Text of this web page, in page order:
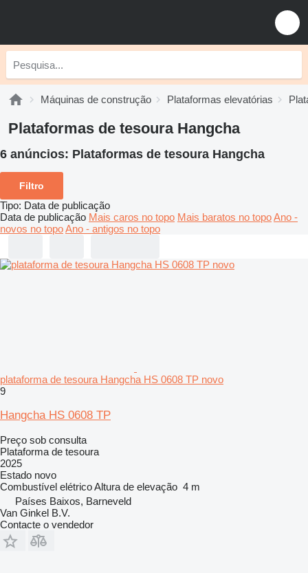
Máquinas de construção Plataformas elevatórias
Plataformas de tesoura Hangcha
6 anúncios: Plataformas de tesoura Hangcha
Filtro
Tipo: Data de publicação
Data de publicação Mais caros no topo Mais baratos no topoAno -
novos no topoAno - antigos no topo
plataforma de tesoura Hangcha HS 0608 TP novo
9
Hangcha HS 0608 TP
Preço sob consulta
Plataforma de tesoura
2025
Estado novo
Combustível elétricoAltura de elevação 4 m
Países Baixos, Barneveld
Van Ginkel B.V.
Contacte o vendedor